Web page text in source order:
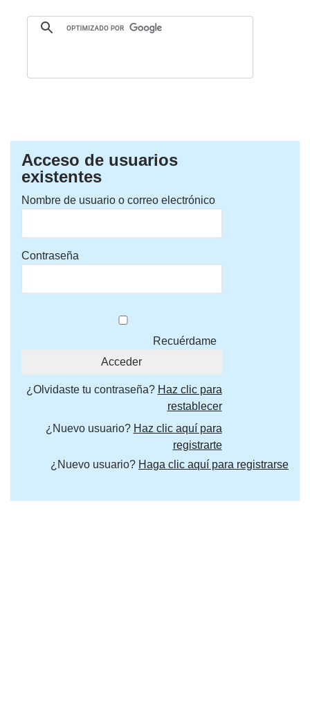
Acceso de usuarios
existentes
Nombre de usuario o correo electrónico
Contraseña
Recuérdame
¿Olvidaste tu contraseña? Haz clic para
restablecer
¿Nuevo usuario? Haz clic aquí para
registrarte
¿Nuevo usuario? Haga clic aquí para registrarse